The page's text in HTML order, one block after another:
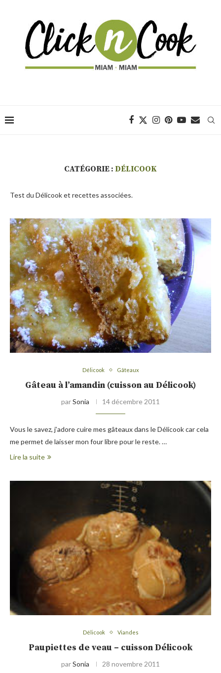
CATÉGORIE : DÉLICOOK
Test du Délicook et recettes associées.
Délicook Gâteaux
Gâteau à l’amandin (cuisson au Délicook)
parSonia 14 décembre 2011
Vous le savez, j’adore cuire mes gâteaux dans le Délicook car cela
me permet de laisser mon four libre pour le reste. …
Lire la suite
Délicook Viandes
Paupiettes de veau – cuisson Délicook
parSonia 28 novembre 2011